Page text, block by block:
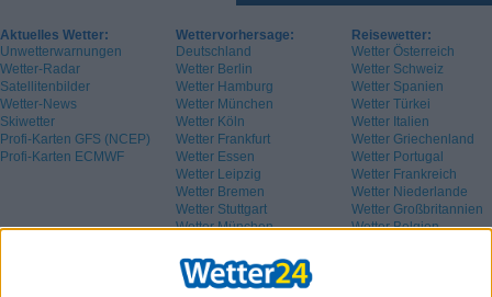
Aktuelles Wetter:
Unwetterwarnungen
Wetter-Radar
Satellitenbilder
Wetter-News
Skiwetter
Profi-Karten GFS (NCEP)
Profi-Karten ECMWF
Wettervorhersage:
Deutschland
Wetter Berlin
Wetter Hamburg
Wetter München
Wetter Köln
Wetter Frankfurt
Wetter Essen
Wetter Leipzig
Wetter Bremen
Wetter Stuttgart
Wetter München
Reisewetter:
Wetter Österreich
Wetter Schweiz
Wetter Spanien
Wetter Türkei
Wetter Italien
Wetter Griechenland
Wetter Portugal
Wetter Frankreich
Wetter Niederlande
Wetter Großbritannien
Wetter Belgien